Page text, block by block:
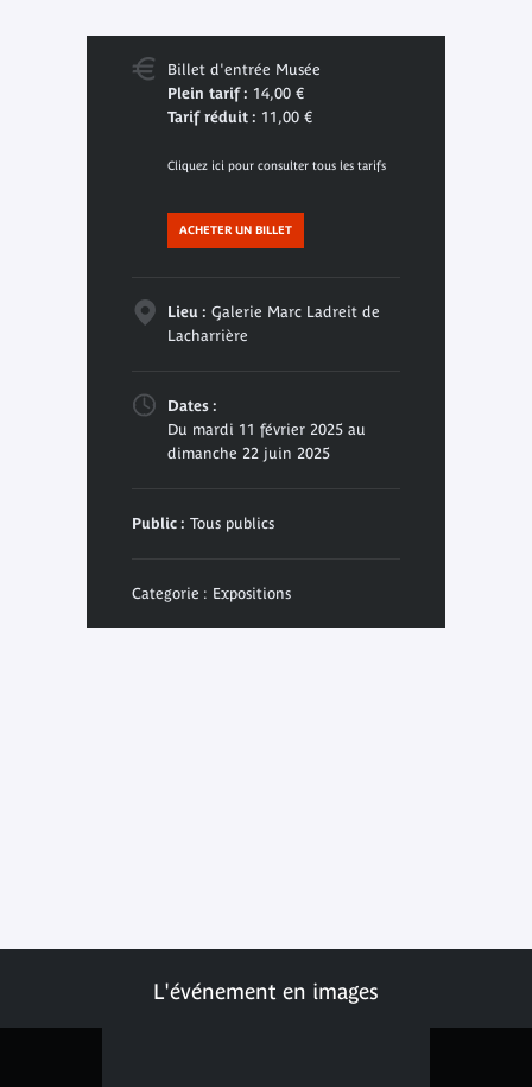
Billet d'entrée Musée
Plein tarif : 14,00 €
Tarif réduit : 11,00 €
Cliquez ici pour consulter tous les tarifs
ACHETER UN BILLET
Lieu : Galerie Marc Ladreit de
Lacharrière
Dates :
Du mardi 11 février 2025 au
dimanche 22 juin 2025
Public : Tous publics
Categorie : Expositions
L'événement en images